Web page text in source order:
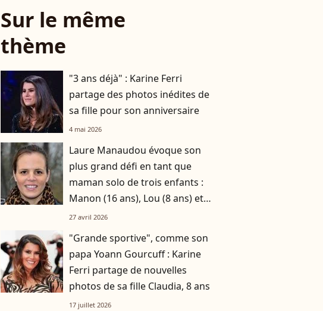
Sur le même
thème
"3 ans déjà" : Karine Ferri
partage des photos inédites de
sa fille pour son anniversaire
4 mai 2026
Laure Manaudou évoque son
plus grand défi en tant que
maman solo de trois enfants :
Manon (16 ans), Lou (8 ans) et
Sacha (5 ans)
27 avril 2026
"Grande sportive", comme son
papa Yoann Gourcuff : Karine
Ferri partage de nouvelles
photos de sa fille Claudia, 8 ans
17 juillet 2026